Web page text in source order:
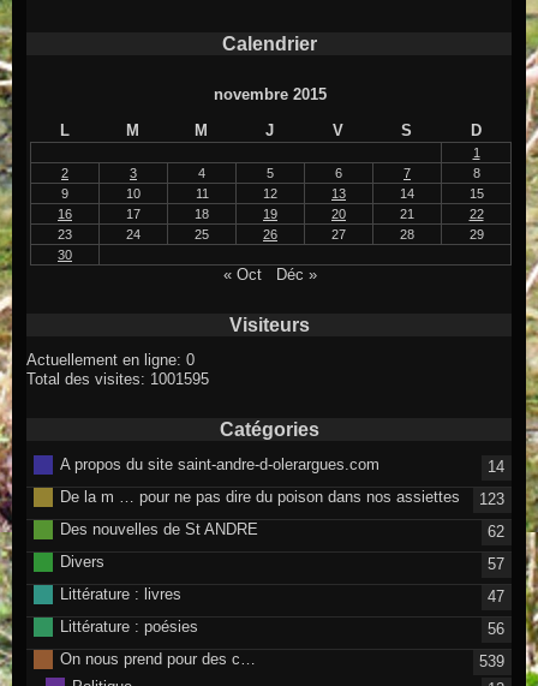
Calendrier
novembre 2015
L
M M J V S D
1
2
3 4 5 6 7
8
9
10 11 12 13 14
15
16
17 18 19 20 21
22
23
24 25 26 27 28
29
30
« Oct Déc »
Visiteurs
Actuellement en ligne: 0
Total des visites: 1001595
Catégories
A propos du site saint-andre-d-olerargues.com
14
De la m … pour ne pas dire du poison dans nos assiettes
123
Des nouvelles de St ANDRE
62
Divers
57
Littérature : livres
47
Littérature : poésies
56
On nous prend pour des c…
539